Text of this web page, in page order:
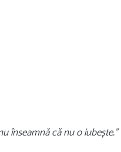
înseamnă că nu o iubește.”